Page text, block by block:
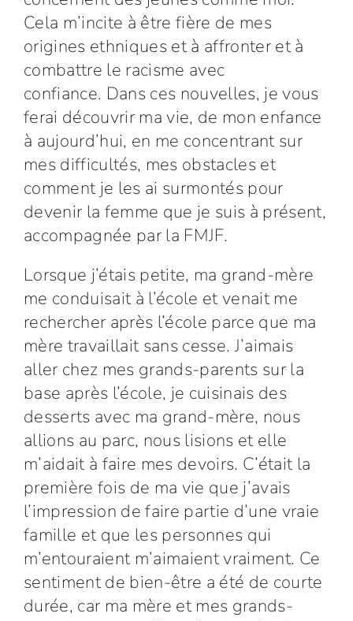
Cela m’incite à être fière de mes
origines ethniques et à affronter et à
combattre le racisme avec
confiance. Dans ces nouvelles, je vous
ferai découvrir ma vie, de mon enfance
à aujourd’hui, en me concentrant sur
mes difficultés, mes obstacles et
comment je les ai surmontés pour
devenir la femme que je suis à présent,
accompagnée par la FMJF.
Lorsque j’étais petite, ma grand-mère
me conduisait à l’école et venait me
rechercher après l’école parce que ma
mère travaillait sans cesse. J’aimais
aller chez mes grands-parents sur la
base après l’école, je cuisinais des
desserts avec ma grand-mère, nous
allions au parc, nous lisions et elle
m’aidait à faire mes devoirs. C’était la
première fois de ma vie que j’avais
l’impression de faire partie d’une vraie
famille et que les personnes qui
m’entouraient m’aimaient vraiment. Ce
sentiment de bien-être a été de courte
durée, car ma mère et mes grands-